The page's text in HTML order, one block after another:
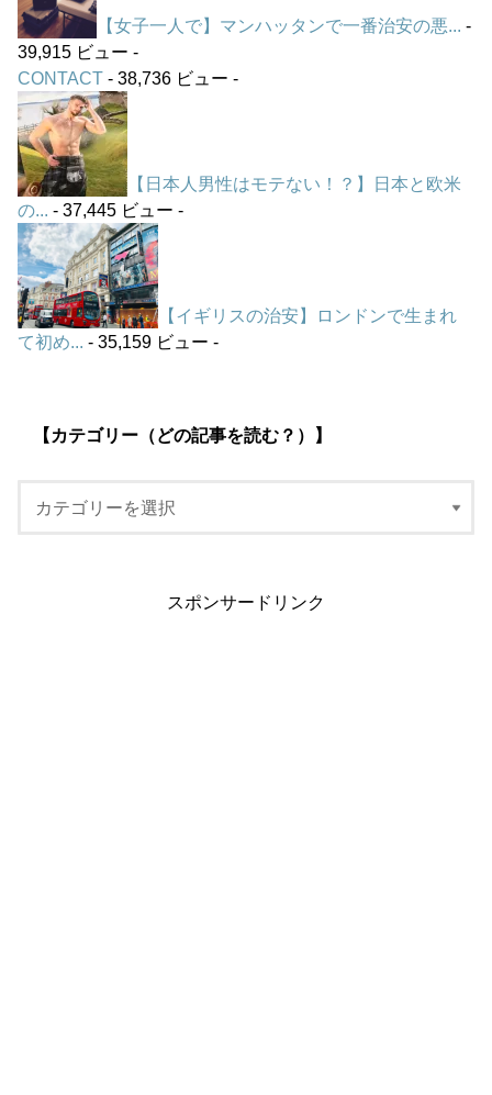
【女子一人で】マンハッタンで一番治安の悪...
-
39,915 ビュー -
CONTACT - 38,736 ビュー -
【日本人男性はモテない！？】日本と欧米
の...
- 37,445 ビュー -
【イギリスの治安】ロンドンで生まれ
て初め...
- 35,159 ビュー -
【カテゴリー（どの記事を読む？）】
スポンサードリンク